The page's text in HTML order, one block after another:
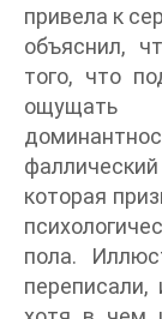
привела к
объяснил,
того, что
ощущать
которая
пола.